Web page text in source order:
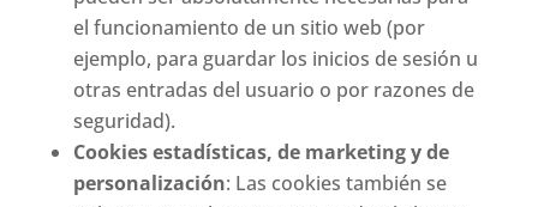
el funcionamiento de un sitio web (por
ejemplo, para guardar los inicios de sesión u
otras entradas del usuario o por razones de
seguridad).
Cookies estadísticas, de marketing y de
personalización: Las cookies también se